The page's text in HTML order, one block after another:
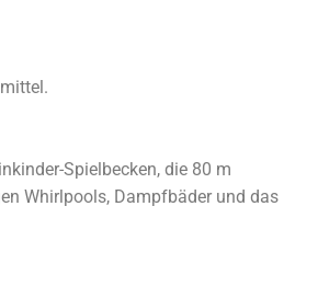
Spielbecken, die 80 m
Whirlpools, Dampfbäder und das